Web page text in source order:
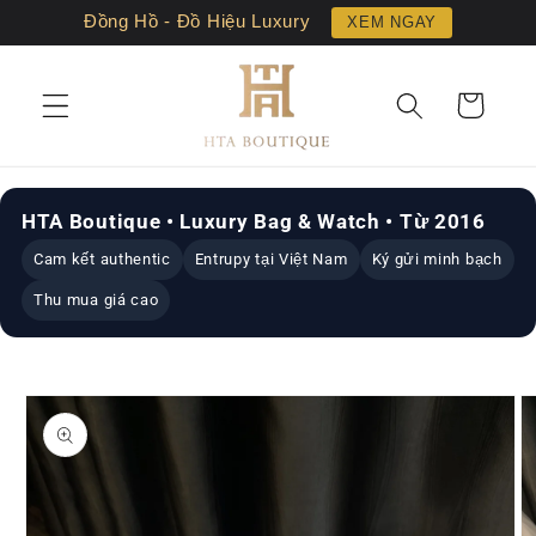
Đồng Hồ - Đồ Hiệu Luxury XEM NGAY
đến nội
Giỏ
hàng
HTA Boutique • Luxury Bag & Watch • Từ 2016
Cam kết authentic Entrupy tại Việt Nam Ký gửi minh bạch
Thu mua giá cao
đến
thông
tin sản